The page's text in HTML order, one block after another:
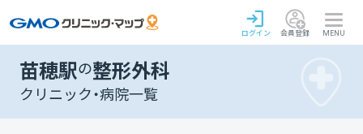
ログイン 会員登録 MENU
苗穂駅の整形外科
クリニック・病院一覧